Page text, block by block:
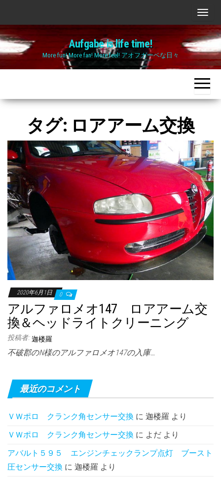
the
content
ナ
ビ
ゲ
ー
シ
ョ
ン
替
え
Aufgabe is life time!
More fun! More fan! More feel! アオフガーベな日々
タグ: ロアアーム交換
2020年6月1日 0
アルファロメオ147 ロアアーム交
換＆ヘッドライトクリーニング
投稿者: 迦楼羅
不破郡のN様のアルファロメオ147の入庫…
最近のコメント
ＶＷポロ クランク角センサー交換 に 迦楼羅 より
ＶＷポロ クランク角センサー交換 に よだ より
アバルト５９５ エンジンチェックランプ点灯 ブースト
圧センサー交換 に 迦楼羅 より